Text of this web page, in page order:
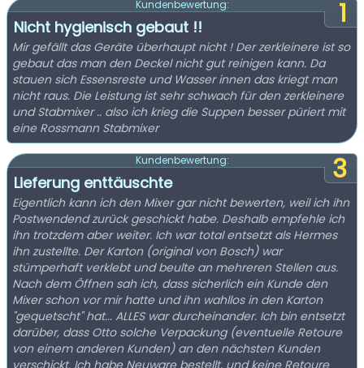
1
Kundenbewertung:
Nicht hygienisch gebaut !!
Mir gefällt das Geräte überhaupt nicht ! Der zerkleinere ist so
gebaut das man den Deckel nicht gut reinigen kann. Da
stauen sich Essensreste und Wasser innen das kriegt man
nicht raus. Die Leistung ist sehr schwach für den zerkleinere
und Stabmixer .. also ich krieg die Suppen besser püriert mit
eine Rossmann Stabmixer
3
Kundenbewertung:
Lieferung enttäuschte
Eigentlich kann ich den Mixer gar nicht bewerten, weil ich ihn
Postwendend zurück geschickt habe. Deshalb empfehle ich
ihn trotzdem aber weiter. Ich war total entsetzt als Hermes
ihn zustellte. Der Karton (original von Bosch) war
stümperhaft verklebt und beulte an mehreren Stellen aus.
Nach dem Öffnen sah ich, dass sicherlich ein Kunde den
Mixer schon vor mir hatte und ihn wahllos in den Karton
"gequetscht" hat... ALLES war durcheinander. Ich bin entsetzt
darüber, dass Otto solche Verpackung (eventuelle Retoure
von einem anderen Kunden) an den nächsten Kunden
verschickt. Ich habe Neuware bestellt, und keine Retoure